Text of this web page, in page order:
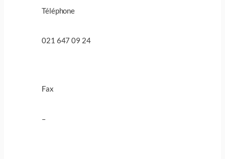
Téléphone
021 647 09 24
Fax
–